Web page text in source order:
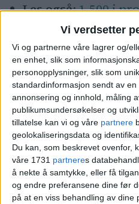
Vi verdsetter
Vi og partnerne våre lagrer og/
en enhet, slik som
personopplysninger, slik som
standardinformasjon sendt av
annonsering og innhold, måling
publikumsundersøkelser og
tillatelse kan vi og våre partnere
geolokaliseringsdata og
Du kan, som beskrevet ovenfor,
våre 1731 partneres
å nekte å samtykke, eller få
og endre preferansene dine før
på at en viss behandling av dine
Les også:1.500 i
blokka
Flerbrukshallen er
og atkomsten skjer
gjennom en ny